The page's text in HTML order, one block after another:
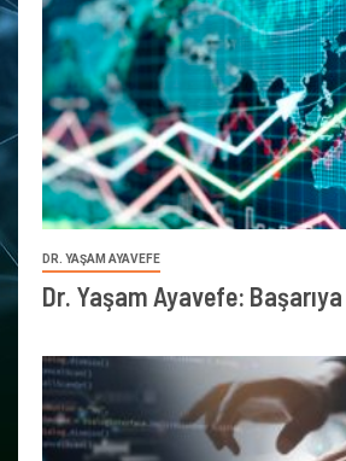
DR. YAŞAM AYAVEFE
Dr. Yaşam Ayavefe: